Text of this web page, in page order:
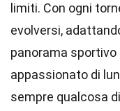
limiti. Con ogni
evolversi,
panorama sportivo
appassionato di
sempre qualcosa